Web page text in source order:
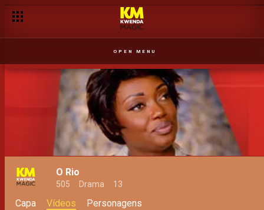
OPEN MENU
O Rio
505 Drama 13
Capa Vídeos Personagens